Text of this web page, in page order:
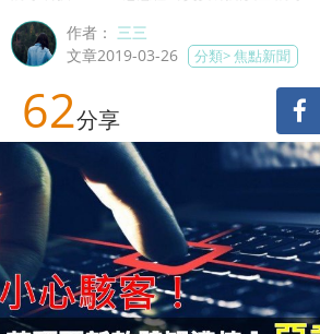
作者： 三三
文章2019-03-26
分類>焦點新聞
62分享